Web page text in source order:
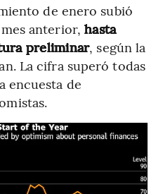
de enero subió
anterior,hasta
preliminar, según la
La cifra superó todas
encuesta de